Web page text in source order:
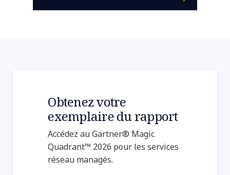
Obtenez votre
exemplaire du rapport
Accédez au Gartner® Magic
Quadrant™ 2026 pour les services
réseau managés.